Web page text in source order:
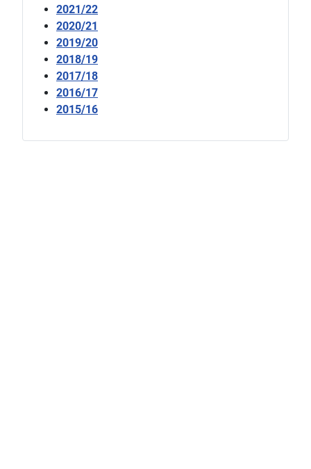
2021/22
2020/21
2019/20
2018/19
2017/18
2016/17
2015/16